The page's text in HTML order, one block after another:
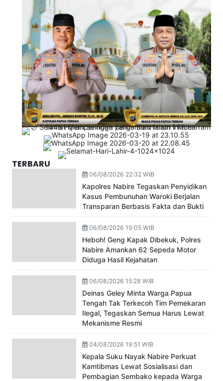
TERBARU
06/08/2026 22:32 WIB
Kapolres Nabire Tegaskan Penyidikan
Kasus Pembunuhan Waroki Berjalan
Transparan Berbasis Fakta dan Bukti
06/08/2026 19:05 WIB
Heboh! Geng Kapak Dibekuk, Polres
Nabire Amankan 62 Sepeda Motor
Diduga Hasil Kejahatan
06/08/2026 15:28 WIB
Deinas Geley Minta Warga Papua
Tengah Tak Terkecoh Tim Pemekaran
Ilegal, Tegaskan Semua Harus Lewat
Mekanisme Resmi
04/08/2026 19:51 WIB
Kepala Suku Nayak Nabire Perkuat
Kamtibmas Lewat Sosialisasi dan
Pembagian Sembako kepada Warga